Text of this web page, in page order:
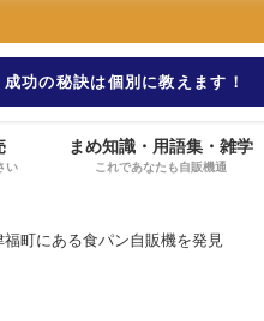
功の秘訣は個別に教えます！
い
まめ知識・用語集・雑学
これであなたも自販機通
福町にある食パン自販機を発見